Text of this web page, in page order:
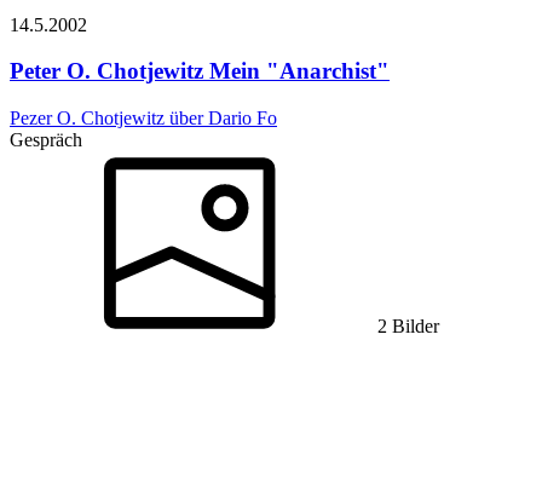
14.5.2002
Peter O. Chotjewitz Mein "Anarchist"
Pezer O. Chotjewitz über Dario Fo
Gespräch
2 Bilder